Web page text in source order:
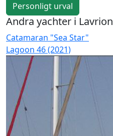
Personligt urval
Andra yachter i Lavrion
Catamaran "Sea Star"
Lagoon 46 (2021)